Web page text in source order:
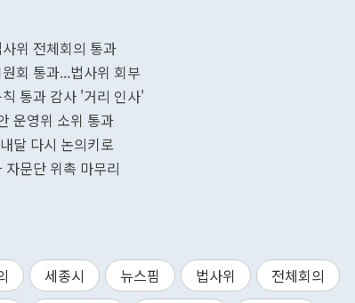
위 전체회의 통과
회 통과...법사위 회부
통과 감사 '거리 인사'
운영위 소위 통과
달 다시 논의키로
문단 위촉 마무리
세종시 뉴스핌 법사위
전체회의